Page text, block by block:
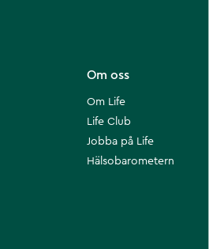
Om oss
Om Life
Life Club
Jobba på Life
Hälsobarometern